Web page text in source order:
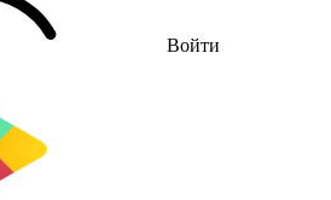
Войти